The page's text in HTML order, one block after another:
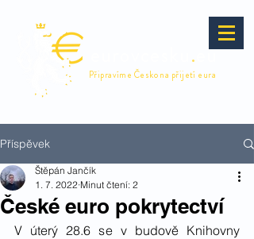
. eu
Připravíme Česko na přijetí eura
Příspěvek
České euro pokrytectví
Štěpán Jančík
1. 7. 2022 Minut čtení: 2
V úterý 28.6 se v budově Knihovny